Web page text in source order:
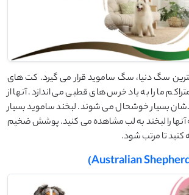
سگ دنیا، سگ ساموید قرار می گیرد. کت های
ما را به یاد خرس های قطبی می اندازد. آنها از
بسیار خوشحال می شوند. لبخند ساموید بسیار
را لبخند به لب مشاهده می کنید. پوشش ضخیم
کنید تا مرتب شود.